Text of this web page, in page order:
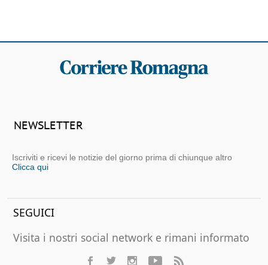
NEWSLETTER
Iscriviti e ricevi le notizie del giorno prima di chiunque altro
Clicca qui
SEGUICI
Visita i nostri social network e rimani informato